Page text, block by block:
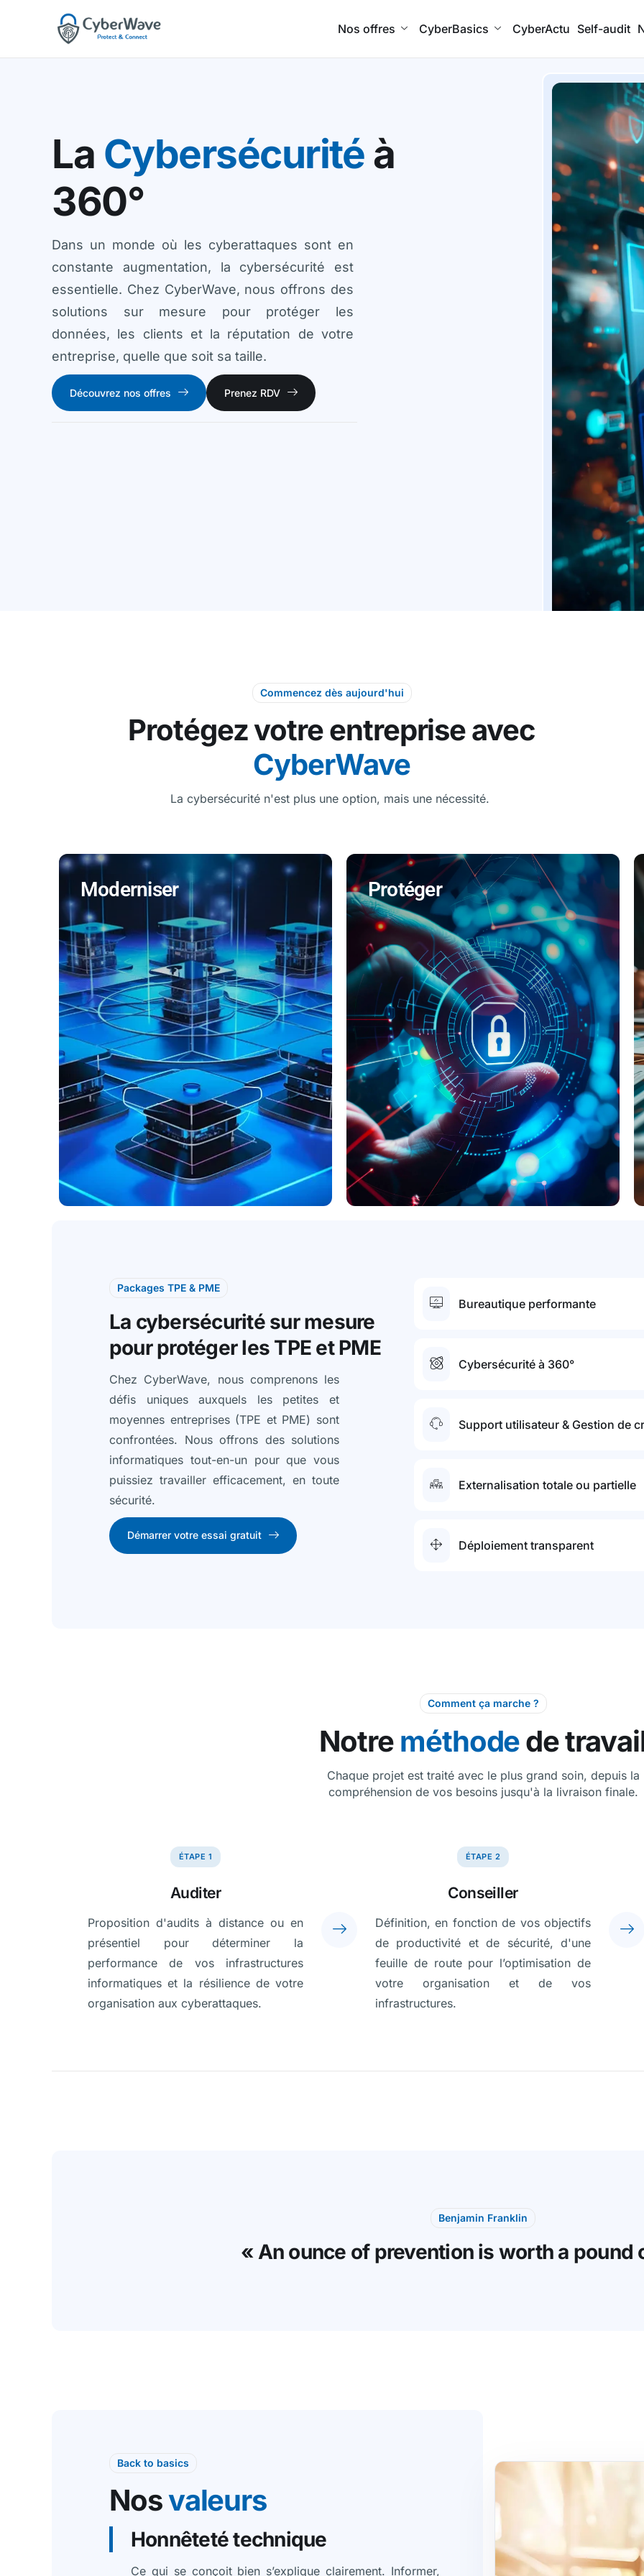
Nos offres CyberBasics CyberActu Self-audit
La Cybersécuritéà
360°
Dans un monde où les cyberattaques sont en
constante augmentation, la cybersécurité est
essentielle. Chez CyberWave, nous offrons des
solutions sur mesure pour protéger les
données, les clients et la réputation de votre
entreprise, quelle que soit sa taille.
Découvrez nos offres Prenez RDV
Commencez dès aujourd'hui
Protégez votre entreprise avec
CyberWave
La cybersécurité n'est plus une option, mais une nécessité.
Moderniser Protéger
Packages TPE & PME
La cybersécurité sur mesure
pour protéger les TPE et PME
Chez CyberWave, nous comprenons les
défis uniques auxquels les petites et
moyennes entreprises (TPE et PME) sont
confrontées. Nous offrons des solutions
informatiques tout-en-un pour que vous
puissiez travailler efficacement, en toute
sécurité.
Démarrer votre essai gratuit
Bureautique performante
Cybersécurité à 360°
Support utilisateur & Gestion de
Externalisation totale ou partielle
Déploiement transparent
Comment ça marche ?
Notre méthodede
Chaque projet est traité avec le plus grand soin, depuis la
compréhension de vos besoins jusqu'à la livraison finale.
Auditer
Proposition d'audits à distance ou en
présentiel pour déterminer la
performance de vos infrastructures
informatiques et la résilience de votre
organisation aux cyberattaques.
ÉTAPE 1
Conseiller
Définition, en fonction de vos objectifs
de productivité et de sécurité, d'une
feuille de route pour l’optimisation de
votre organisation et de vos
infrastructures.
ÉTAPE 2
Benjamin Franklin
« An ounce of prevention is worth a pound
Back to basics
Nosvaleurs
Honnêteté technique
Ce qui se conçoit bien s’explique clairement. Informer,